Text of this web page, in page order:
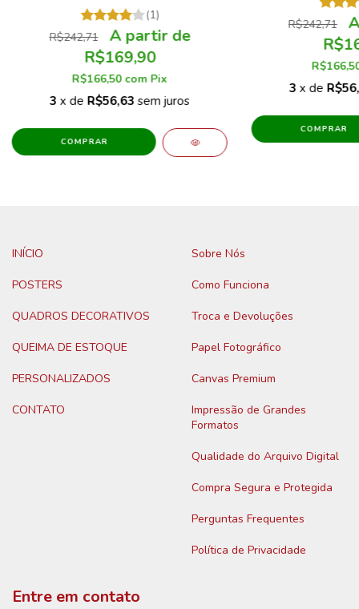
(1)
R$242,71
R$169,90
R$166,50 com Pix
3 x de R$56,63 sem juros
COMPRAR
R$242,71
3 x de
COMPRAR
INÍCIO
POSTERS
QUADROS DECORATIVOS
QUEIMA DE ESTOQUE
PERSONALIZADOS
CONTATO
Sobre Nós
Como Funciona
Troca e Devoluções
Papel Fotográfico
Canvas Premium
Impressão de Grandes
Formatos
Qualidade do Arquivo Digital
Compra Segura e Protegida
Perguntas Frequentes
Política de Privacidade
Entre em contato